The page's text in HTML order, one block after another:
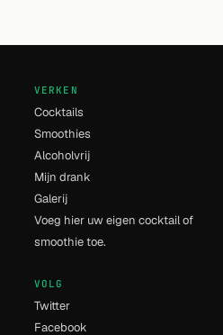
VERKEN
Cocktails
Smoothies
Alcoholvrij
Mijn drank
Galerij
Voeg hier uw eigen cocktail of
smoothie toe.
VOLG
Twitter
Facebook